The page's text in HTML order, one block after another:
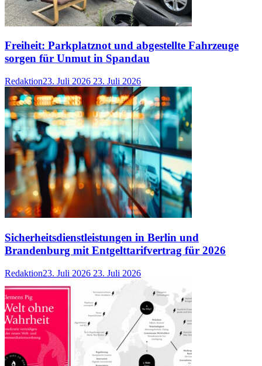
Freiheit: Parkplatznot und abgestellte Fahrzeuge
sorgen für Unmut in Spandau
Redaktion23. Juli 2026 23. Juli 2026
Sicherheitsdienstleistungen in Berlin und
Brandenburg mit Entgelttarifvertrag für 2026
Redaktion23. Juli 2026 23. Juli 2026